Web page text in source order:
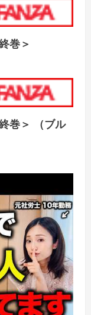
巻＞
巻＞ （ブル